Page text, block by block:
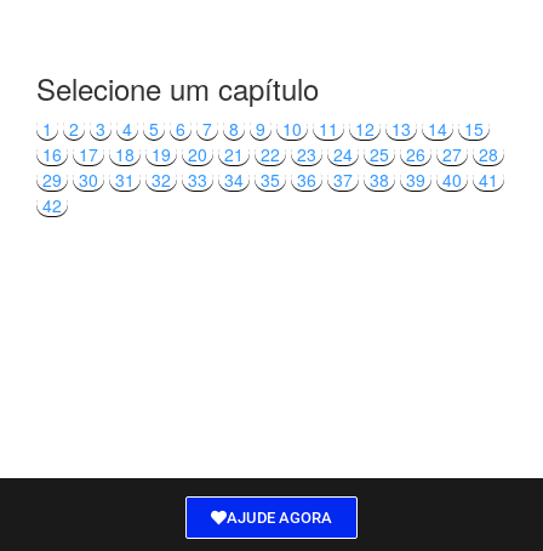
Selecione um capítulo
1 2 3 4 5 6 7 8 9 10 11 12 13 14
15
16
17 18 19 20 21 22 23 24 25 26 27
28
29
30 31 32 33 34 35 36 37 38 39 40
41
42
AJUDE AGORA